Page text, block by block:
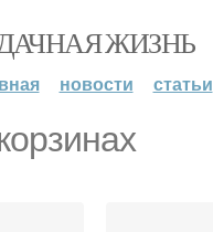
ЖИЗНЬ
новости статьи